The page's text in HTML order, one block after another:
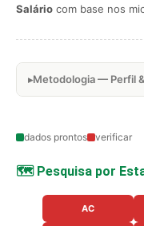
Salário com base nos
Metodologia — Perfil
dados prontos verificar
🗺️ Pesquisa por
AC